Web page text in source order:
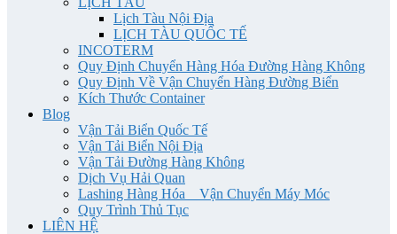
Lịch Tàu Nội Địa
LỊCH TÀU QUỐC TẾ
INCOTERM
Quy Định Chuyển Hàng Hóa Đường Hàng Không
Quy Định Về Vận Chuyển Hàng Đường Biển
Kích Thước Container
Blog
Vận Tải Biển Quốc Tế
Vận Tải Biển Nội Địa
Vận Tải Đường Hàng Không
Dịch Vụ Hải Quan
Lashing Hàng Hóa _ Vận Chuyển Máy Móc
Quy Trình Thủ Tục
LIÊN HỆ